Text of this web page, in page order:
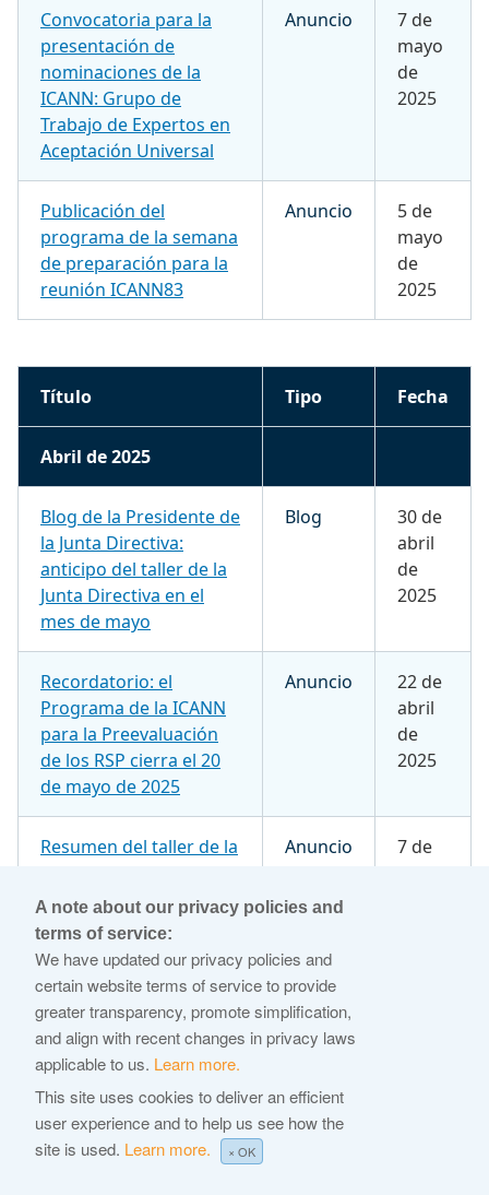
Convocatoria para la
presentación de
nominaciones de la
ICANN: Grupo de
Trabajo de Expertos en
Aceptación Universal
Anuncio
7 de
mayo
de
2025
Publicación del
programa de la semana
de preparación para la
reunión ICANN83
Anuncio
5 de
mayo
de
2025
Título Tipo Fecha
Abril de 2025
Blog de la Presidente de
la Junta Directiva:
anticipo del taller de la
Junta Directiva en el
mes de mayo
Blog
30 de
abril
de
2025
Recordatorio: el
Programa de la ICANN
para la Preevaluación
de los RSP cierra el 20
de mayo de 2025
Anuncio
22 de
abril
de
2025
Resumen del taller de la
realizado en marzo y de
la reunión ICANN82
Anuncio
7 de
En memoria de Nigel
Hickson
Blog
A note about our privacy policies and
terms of service:
We have updated our privacy policies and
certain website terms of service to provide
greater transparency, promote simplification,
and align with recent changes in privacy laws
applicable to us. Learn more.
This site uses cookies to deliver an efficient
user experience and to help us see how the
site is used. Learn more. × OK